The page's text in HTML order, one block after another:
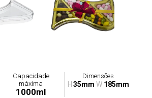
Capacidade
máxima
1000ml
Dimensões
H 35mm W 185mm